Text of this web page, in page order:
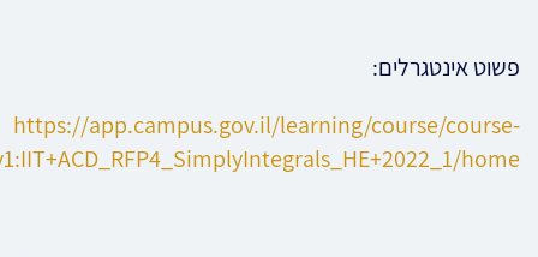
פשוט אינטגרלים:
https://app.campus.gov.il/learning/course/course-
home